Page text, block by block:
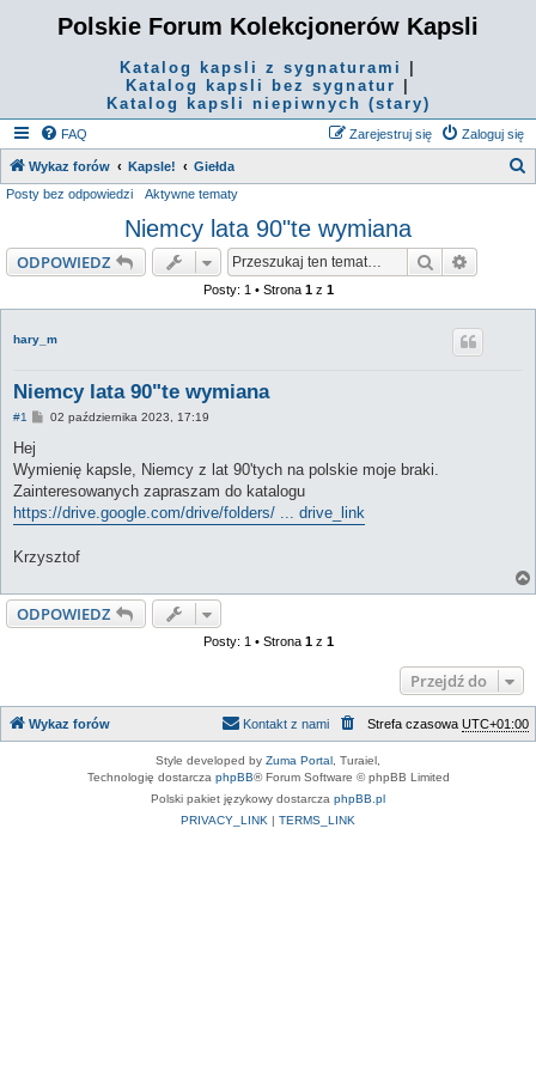
Polskie Forum Kolekcjonerów Kapsli
Katalog kapsli z sygnaturami
Katalog kapsli bez sygnatur
Katalog kapsli niepiwnych (stary)
FAQ Zaloguj się
Zarejestruj się
Wykaz forów Kapsle! Giełda
j
Posty bez odpowiedzi Aktywne tematy
Niemcy lata 90"te wymiana
ODPOWIEDZ Szukaj
Posty: 1 • Strona 1z 1
hary_m
Niemcy lata 90"te wymiana
#1
P02 października 2023, 17:19
Hej
Wymienię kapsle, Niemcy z lat 90'tych na polskie moje braki.
Zainteresowanych zapraszam do katalogu
https://drive.google.com/drive/folders/ ... drive_link
Krzysztof
ODPOWIEDZ
Posty: 1 • Strona 1z 1
Przejdź do
Wykaz forów Strefa czasowa UTC+01:00
Kontakt z nami
Style developed by Zuma Portal , Turaiel,
Technologię dostarcza phpBB® Forum Software © phpBB Limited
Polski pakiet językowy dostarcza phpBB.pl
PRIVACY_LINK | TERMS_LINK